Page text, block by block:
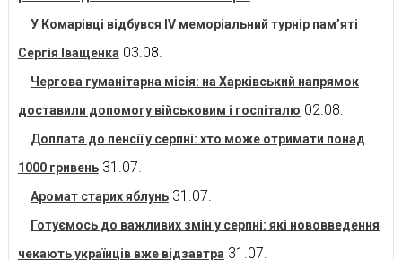
У Комарівці відбувся IV меморіальний турнір пам’яті
Сергія Іващенка 03.08.
Чергова гуманітарна місія: на Харківський напрямок
доставили допомогу військовим і госпіталю 02.08.
Доплата до пенсії у серпні: хто може отримати понад
1000 гривень 31.07.
Аромат старих яблунь 31.07.
Готуємось до важливих змін у серпні: які нововведення
чекають українців вже відзавтра 31.07.